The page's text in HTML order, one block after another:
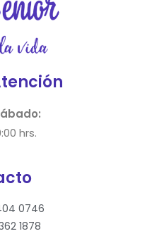
hrs.
0746
1878